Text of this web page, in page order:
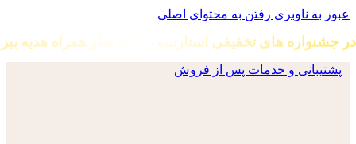
عبور به ناوبری رفتن به محتوای اصلی
در جشنواره های تخفیفی استارسو ، قهوه ساز همراه هدیه ببر!
پشتیبانی و خدمات پس از فروش